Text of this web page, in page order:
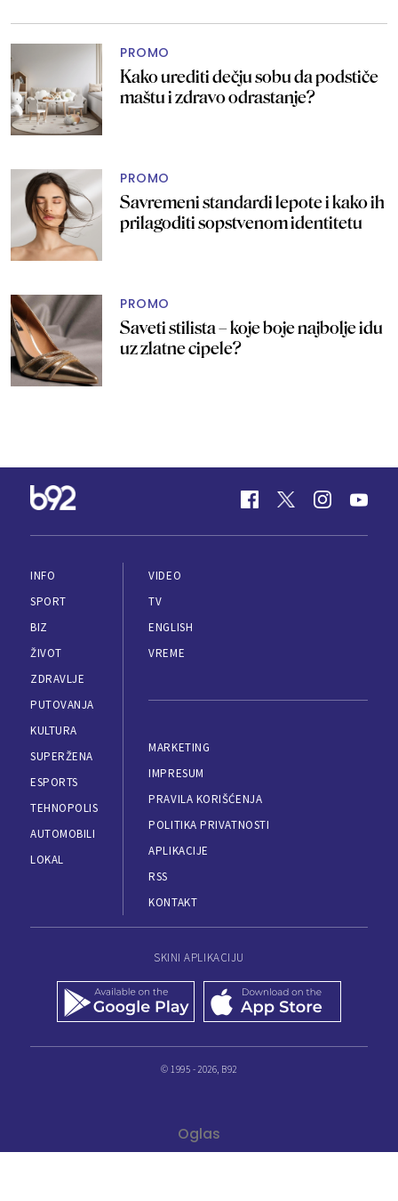
PROMO
Kako urediti dečju sobu da podstiče
maštu i zdravo odrastanje?
PROMO
Savremeni standardi lepote i kako ih
prilagoditi sopstvenom identitetu
PROMO
Saveti stilista – koje boje najbolje idu
uz zlatne cipele?
INFO
SPORT
BIZ
ŽIVOT
ZDRAVLJE
PUTOVANJA
KULTURA
SUPERŽENA
ESPORTS
TEHNOPOLIS
AUTOMOBILI
LOKAL
VIDEO
TV
ENGLISH
VREME
MARKETING
IMPRESUM
PRAVILA KORIŠĆENJA
POLITIKA PRIVATNOSTI
APLIKACIJE
RSS
KONTAKT
SKINI APLIKACIJU
© 1995 - 2026, B92